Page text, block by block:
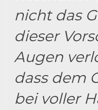
nicht das
dieser
Augen
dass dem
bei voller